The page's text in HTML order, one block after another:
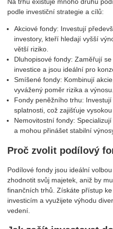
Na trhu existuje mnoho druhů
podle investiční strategie a cílů:
Akciové fondy: Investují
investory, kteří hledají vyšší
větší riziko.
Dluhopisové fondy: Zaměřují
investice a jsou ideální pro
Smíšené fondy: Kombinují
vyvážený poměr rizika a výnosu.
Fondy peněžního trhu:
splatnosti, což zajišťuje
Nemovitostní fondy:
a mohou přinášet stabilní
Proč zvolit podílový
Podílové fondy jsou ideální
zhodnotit svůj majetek, aniž by
finančních trhů. Získáte přístup
investicím a využijete výhodu
vedení.